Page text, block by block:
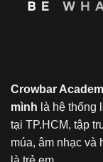
Crowbar
mình là hệ thống
tại TP.HCM, tập
múa, âm nhạc